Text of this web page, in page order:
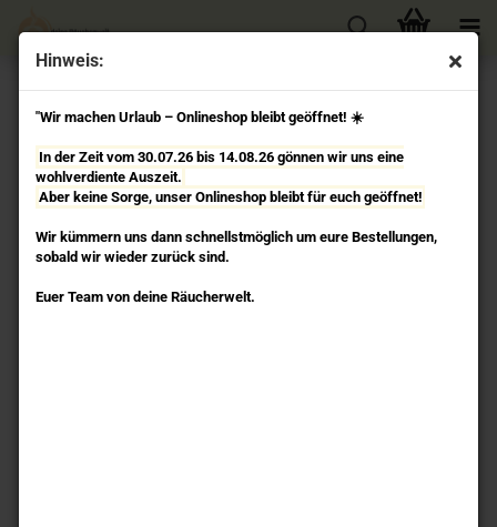
Hinweis:
"Wir machen Urlaub – Onlineshop bleibt geöffnet! ☀️
In der Zeit vom 30.07.26 bis 14.08.26 gönnen wir uns eine
wohlverdiente Auszeit.
Aber keine Sorge, unser Onlineshop bleibt für euch geöffnet!
Wir kümmern uns dann schnellstmöglich um eure Bestellungen,
sobald wir wieder zurück sind.
Euer Team von deine Räucherwelt.
« Erster « zurück weiter »
Letzter »
57Artikel in dieser Kategorie
Maria Mutter Gottes - Masala Räucherstäbchen
Fragrances & Sens
Fragrances &
Sens